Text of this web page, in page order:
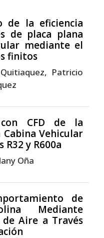
de la eficiencia
de placa plana
mediante el
finitos
Patricio
CFD de la
Vehicular
y R600a
Oña
de
Mediante
Aire a Través